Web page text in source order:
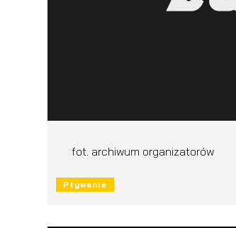
fot. archiwum organizatorów
Pływanie